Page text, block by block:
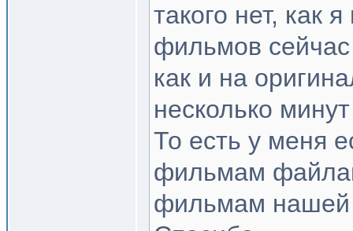
такого нет, как
фильмов сейчас
как и на
несколько
То есть у меня
фильмам
фильмам нашей